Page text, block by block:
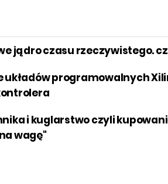
jądro czasu rzeczywistego.
programowalnych
i kuglarstwo czyli
wagę"